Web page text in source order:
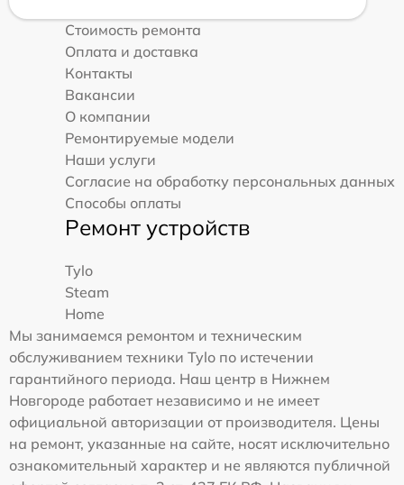
Стоимость ремонта
Оплата и доставка
Контакты
Вакансии
О компании
Ремонтируемые модели
Наши услуги
Согласие на обработку персональных данных
Способы оплаты
Ремонт устройств
Tylo
Steam
Home
Мы занимаемся ремонтом и техническим
обслуживанием техники Tylo по истечении
гарантийного периода. Наш центр в Нижнем
Новгороде работает независимо и не имеет
официальной авторизации от производителя. Цены
на ремонт, указанные на сайте, носят исключительно
ознакомительный характер и не являются публичной